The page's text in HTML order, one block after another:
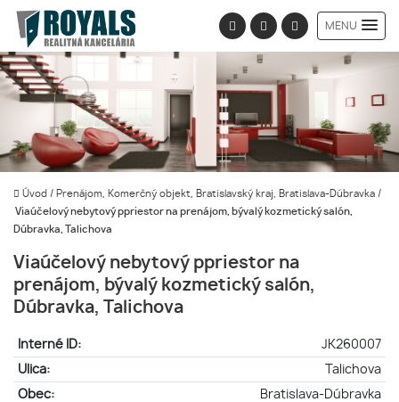
MENU
Úvod / Prenájom, Komerčný objekt, Bratislavský kraj, Bratislava-Dúbravka /
Viaúčelový nebytový ppriestor na prenájom, bývalý kozmetický salón,
Dúbravka, Talichova
Viaúčelový nebytový ppriestor na
prenájom, bývalý kozmetický salón,
Dúbravka, Talichova
Interné ID:
JK260007
Ulica:
Talichova
Obec:
Bratislava-Dúbravka